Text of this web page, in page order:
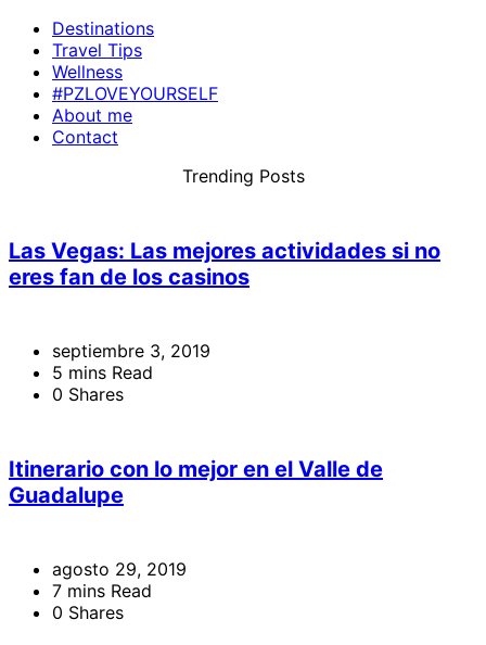
Destinations
Travel Tips
Wellness
#PZLOVEYOURSELF
About me
Contact
Trending Posts
Las Vegas: Las mejores actividades si no
eres fan de los casinos
septiembre 3, 2019
5 mins Read
0 Shares
Itinerario con lo mejor en el Valle de
Guadalupe
agosto 29, 2019
7 mins Read
0 Shares